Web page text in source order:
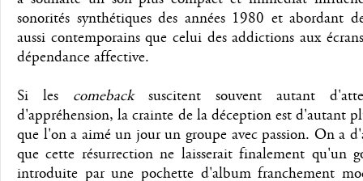
sonorités synthétiques des années 1980 et abordant
aussi contemporains que celui des addictions aux
dépendance affective.
Si les comebacksuscitent souvent autant
d'appréhension, la crainte de la déception est d'autant
que l'on a aimé un jour un groupe avec passion. On a
que cette résurrection ne laisserait finalement qu'un
introduite par une pochette d'album franchement